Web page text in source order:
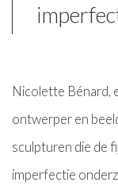
Nicolette Bénard,
ontwerper en
sculpturen die de
imperfectie